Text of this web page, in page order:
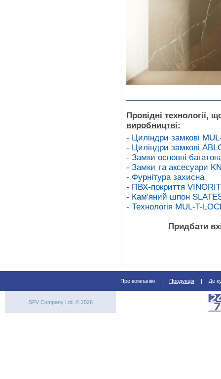
Провідні технології,
виробництві:
- Циліндри замкові
- Циліндри замкові
- Замки основні
- Замки та аксесуари
- Фурнітура захисна
- ПВХ-покриття
- Кам'яний шпон
- Технологія MUL-T-
Придбати
Про компанію | Продукція | Де
SPV Company Ltd. © 2026